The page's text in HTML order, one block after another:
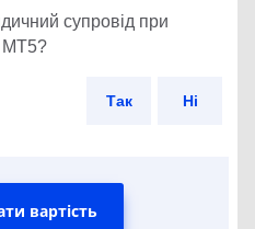
супровід при
МТ5?
Так Ні
вартість